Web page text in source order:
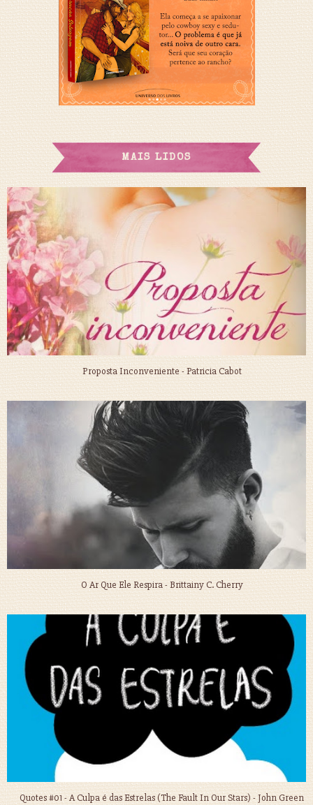
MAIS LIDOS
Proposta Inconveniente - Patricia Cabot
O Ar Que Ele Respira - Brittainy C. Cherry
Quotes #01 - A Culpa é das Estrelas (The Fault In Our Stars) - John Green